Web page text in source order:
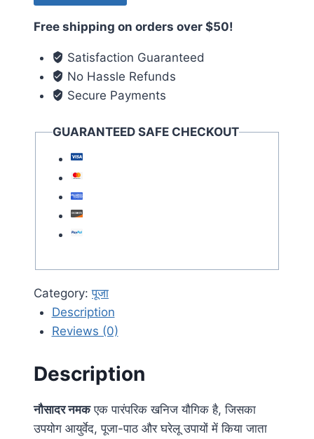
Free shipping on orders over $50!
Satisfaction Guaranteed
No Hassle Refunds
Secure Payments
GUARANTEED SAFE CHECKOUT
Category:पूजा
Description
Reviews (0)
Description
नौसादर नमकएक पारंपरिक खनिज यौगिक है, जिसका
उपयोग आयुर्वेद, पूजा-पाठ और घरेलू उपायों में किया जाता